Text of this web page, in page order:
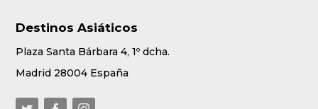
Destinos Asiáticos
Plaza Santa Bárbara 4, 1º dcha.
Madrid 28004 España